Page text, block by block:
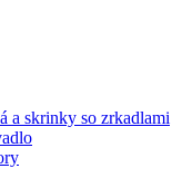
a skrinky so zrkadlami